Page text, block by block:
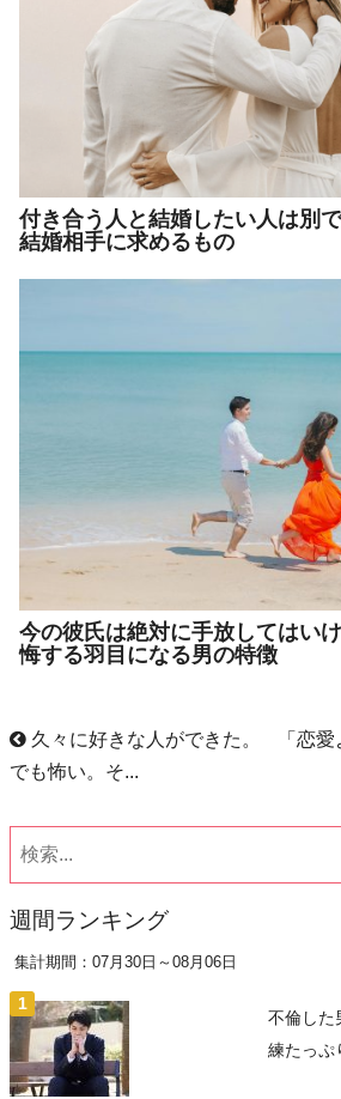
付き合う人と結婚したい人は別
結婚相手に求めるもの
今の彼氏は絶対に手放してはい
悔する羽目になる男の特徴
久々に好きな人ができた。
でも怖い。そ...
「恋
週間ランキング
集計期間：07月30日～08月06日
不倫した
練たっぷ